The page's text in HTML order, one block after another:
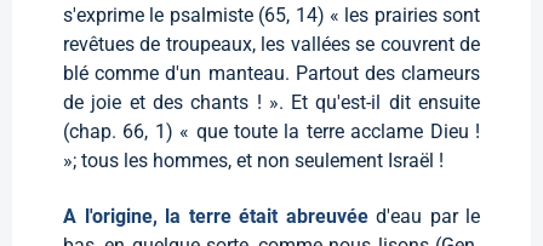
s'exprime le psalmiste (65, 14) « les prairies sont
revêtues de troupeaux, les vallées se couvrent de
blé comme d'un manteau. Partout des clameurs
de joie et des chants ! ». Et qu'est-il dit ensuite
(chap. 66, 1) « que toute la terre acclame Dieu !
»; tous les hommes, et non seulement Israël !
A l'origine, la terre était abreuvée d'eau par le